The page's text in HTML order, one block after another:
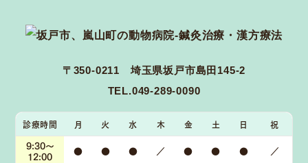
〒350-0211 埼玉県坂戸市島田145-2
TEL.049-289-0090
診療時間 月 火 水 木 金 土 日 祝
9:30～
12:00
● ● ● ／ ● ● ●
／